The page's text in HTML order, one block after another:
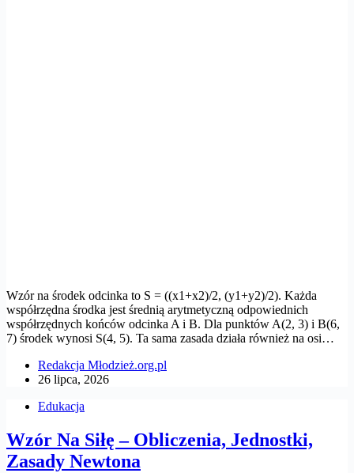
Wzór na środek odcinka to S = ((x1+x2)/2, (y1+y2)/2). Każda
współrzędna środka jest średnią arytmetyczną odpowiednich
współrzędnych końców odcinka A i B. Dla punktów A(2, 3) i B(6,
7) środek wynosi S(4, 5). Ta sama zasada działa również na osi…
Redakcja Młodzież.org.pl
26 lipca, 2026
Edukacja
Wzór Na Siłę – Obliczenia, Jednostki,
Zasady Newtona